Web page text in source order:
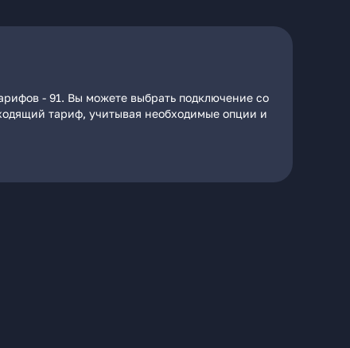
- 91. Вы можете выбрать подключение со
тариф, учитывая необходимые опции и